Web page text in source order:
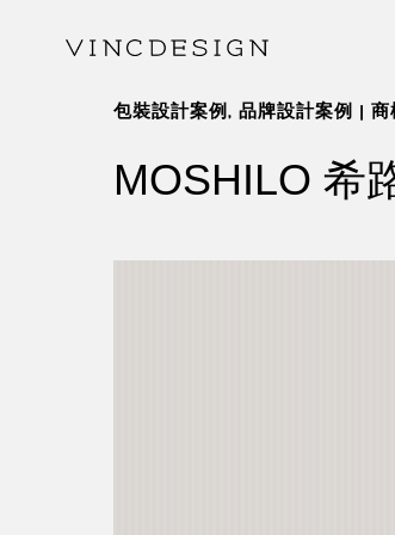
包裝設計案例, 品牌設計案例 | 商
MOSHILO 希